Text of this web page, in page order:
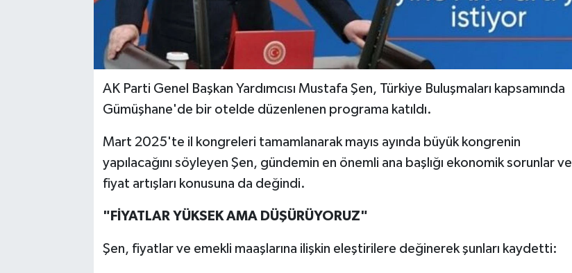
AK Parti Genel Başkan Yardımcısı Mustafa Şen, Türkiye Buluşmaları kapsamında
Gümüşhane'de bir otelde düzenlenen programa katıldı.
Mart 2025'te il kongreleri tamamlanarak mayıs ayında büyük kongrenin
yapılacağını söyleyen Şen, gündemin en önemli ana başlığı ekonomik sorunlar ve
fiyat artışları konusuna da değindi.
"FİYATLAR YÜKSEK AMA DÜŞÜRÜYORUZ"
Şen, fiyatlar ve emekli maaşlarına ilişkin eleştirilere değinerek şunları kaydetti: